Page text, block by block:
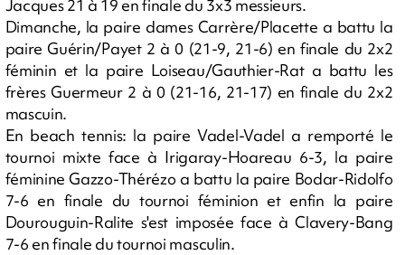
Jacques 21 à 19 en finale du 3x3 messieurs.
Dimanche, la paire dames Carrère/Placette a battu la
paire Guérin/Payet 2 à 0 (21-9, 21-6) en finale du 2x2
féminin et la paire Loiseau/Gauthier-Rat a battu les
frères Guermeur 2 à 0 (21-16, 21-17) en finale du 2x2
mascuin.
En beach tennis: la paire Vadel-Vadel a remporté le
tournoi mixte face à Irigaray-Hoareau 6-3, la paire
féminine Gazzo-Thérézo a battu la paire Bodar-Ridolfo
7-6 en finale du tournoi féminion et enfin la paire
Dourouguin-Ralite s'est imposée face à Clavery-Bang
7-6 en finale du tournoi masculin.